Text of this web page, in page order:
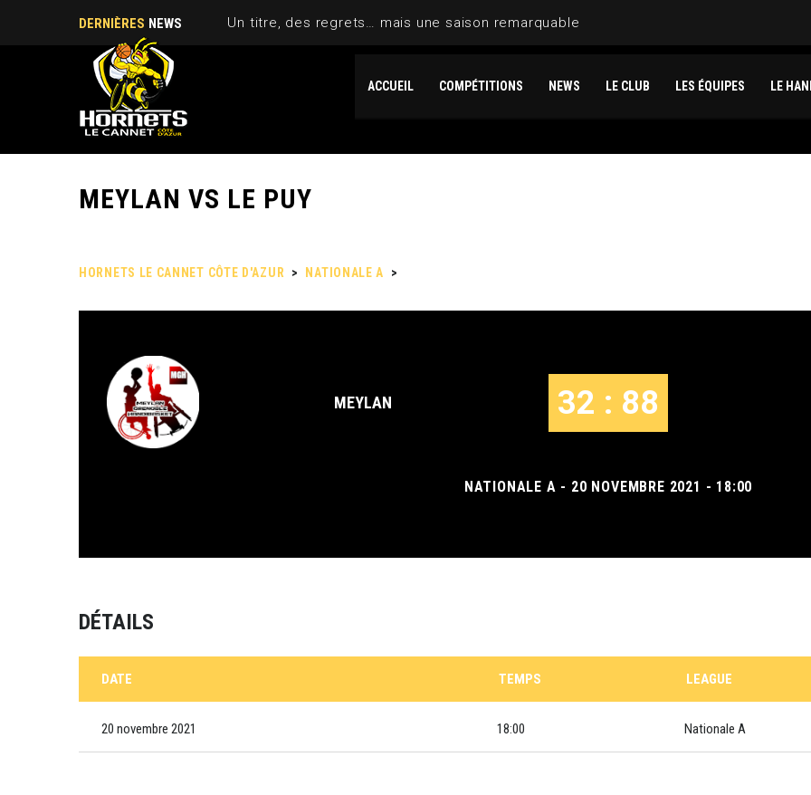
DERNIÈRES NEWS Un titre, des regrets… mais une saison remarquable
ACCUEIL COMPÉTITIONS NEWS LE CLUB LES ÉQUIPES LE
MEYLAN VS LE PUY
HORNETS LE CANNET CÔTE D'AZUR > NATIONALE A >
MEYLAN 32 : 88
NATIONALE A - 20 NOVEMBRE 2021 - 18:00
DÉTAILS
DATE TEMPS LEAGUE
20 novembre 2021 18:00 Nationale A